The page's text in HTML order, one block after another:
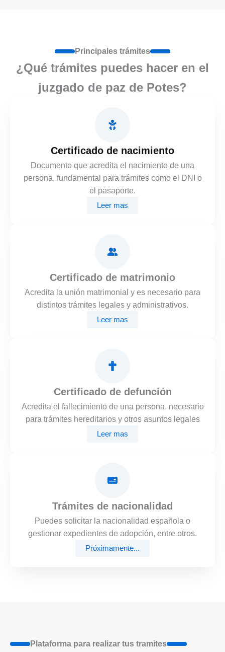
Principales trámites
¿Qué trámites puedes hacer en el
juzgado de paz de Potes?
Certificado de nacimiento
Documento que acredita el nacimiento de una
persona, fundamental para trámites como el DNI o
el pasaporte.
Leer mas
Certificado de matrimonio
Acredita la unión matrimonial y es necesario para
distintos trámites legales y administrativos.
Leer mas
Certificado de defunción
Acredita el fallecimiento de una persona, necesario
para trámites hereditarios y otros asuntos legales
Leer mas
Trámites de nacionalidad
Puedes solicitar la nacionalidad española o
gestionar expedientes de adopción, entre otros.
Próximamente...
Plataforma para realizar tus tramites